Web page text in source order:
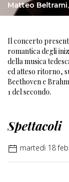
Matteo Beltrami
Il concerto
romantica degli
della musica
ed atteso ritorno,
Beethoven e
1 del secondo.
Spettacoli
martedì 18